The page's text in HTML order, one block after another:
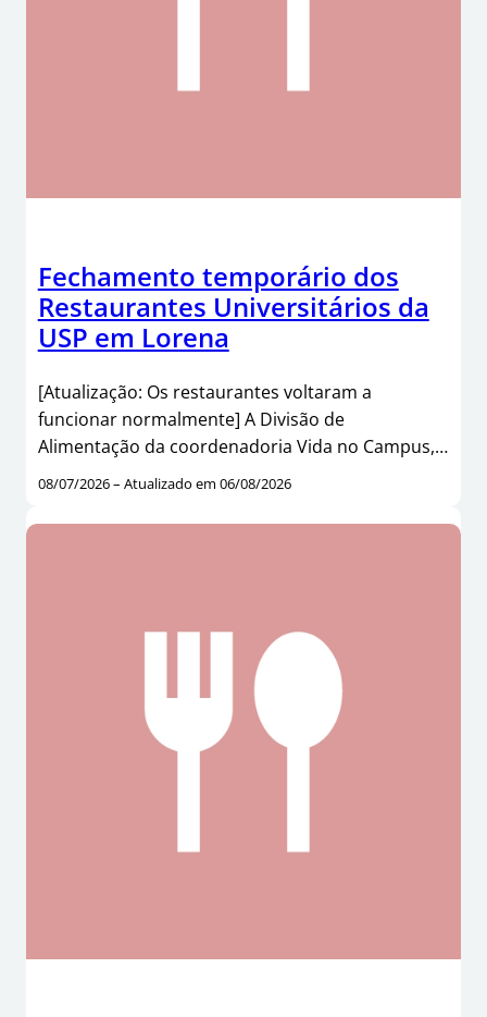
Fechamento temporário dos
Restaurantes Universitários da
USP em Lorena
[Atualização: Os restaurantes voltaram a
funcionar normalmente] A Divisão de
Alimentação da coordenadoria Vida no Campus,…
08/07/2026 – Atualizado em 06/08/2026